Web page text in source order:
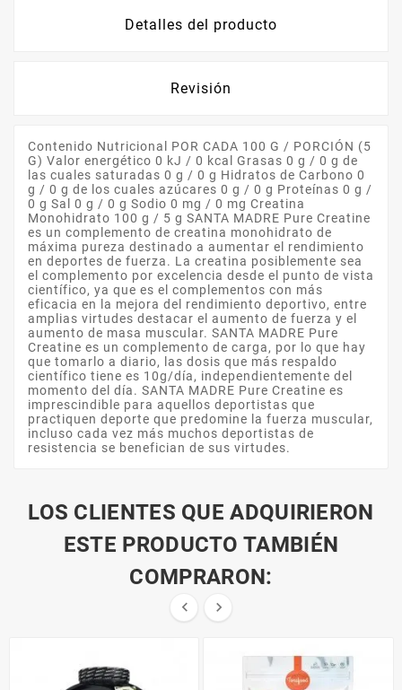
Detalles del producto
Revisión
Contenido Nutricional POR CADA 100 G / PORCIÓN (5
G) Valor energético 0 kJ / 0 kcal Grasas 0 g / 0 g de
las cuales saturadas 0 g / 0 g Hidratos de Carbono 0
g / 0 g de los cuales azúcares 0 g / 0 g Proteínas 0 g /
0 g Sal 0 g / 0 g Sodio 0 mg / 0 mg Creatina
Monohidrato 100 g / 5 g SANTA MADRE Pure Creatine
es un complemento de creatina monohidrato de
máxima pureza destinado a aumentar el rendimiento
en deportes de fuerza. La creatina posiblemente sea
el complemento por excelencia desde el punto de vista
científico, ya que es el complementos con más
eficacia en la mejora del rendimiento deportivo, entre
amplias virtudes destacar el aumento de fuerza y el
aumento de masa muscular. SANTA MADRE Pure
Creatine es un complemento de carga, por lo que hay
que tomarlo a diario, las dosis que más respaldo
científico tiene es 10g/día, independientemente del
momento del día. SANTA MADRE Pure Creatine es
imprescindible para aquellos deportistas que
practiquen deporte que predomine la fuerza muscular,
incluso cada vez más muchos deportistas de
resistencia se benefician de sus virtudes.
LOS CLIENTES QUE ADQUIRIERON
ESTE PRODUCTO TAMBIÉN
COMPRARON:
 